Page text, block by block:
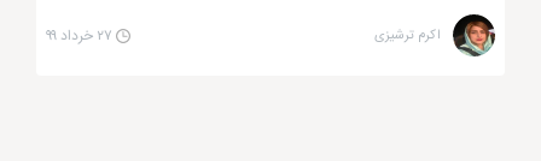
اکرم ترشیزی ۲۷ خرداد ۹۹